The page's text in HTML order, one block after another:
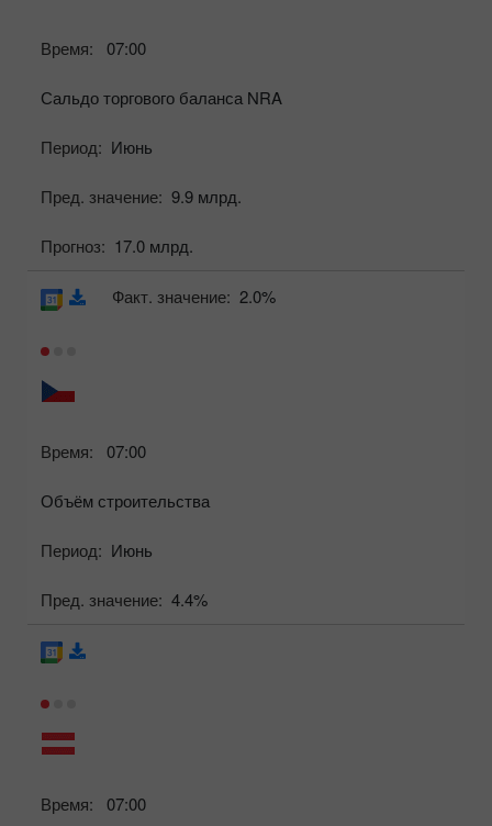
Время: 07:00
Сальдо торгового баланса NRA
Период: Июнь
Пред. значение: 9.9 млрд.
Прогноз: 17.0 млрд.
Время: 07:00
Объём строительства
Период: Июнь
Пред. значение: 4.4%
Факт. значение: 2.0%
Время: 07:00